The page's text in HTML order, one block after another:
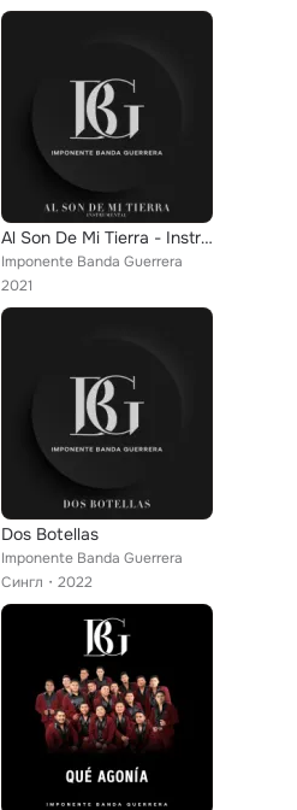
Al Son De Mi Tierra - Instrumental
Imponente Banda Guerrera
2021
Dos Botellas
Imponente Banda Guerrera
Сингл
2022